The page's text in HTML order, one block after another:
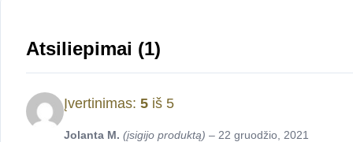
Atsiliepimai (1)
Įvertinimas: 5 iš 5
Jolanta M. (įsigijo produktą) – 22 gruodžio, 2021